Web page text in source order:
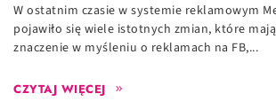
W ostatnim czasie w systemie reklamowym
pojawiło się wiele istotnych zmian, które
znaczenie w myśleniu o reklamach na FB,...
CZYTAJ WIĘCEJ